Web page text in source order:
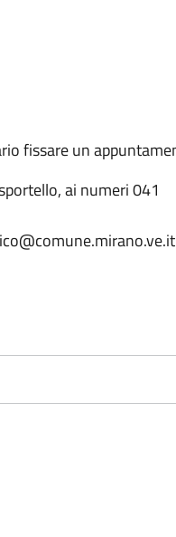
fissare un
ai numeri 041